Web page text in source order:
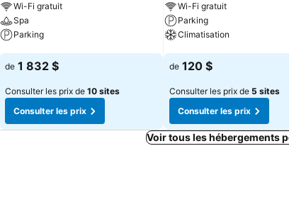
Wi-Fi gratuit
Spa
Parking
Consulter les prix
de 1 832 $
Consulter les prix de 10 sites
Consulter les prix
Wi-Fi gratuit
Parking
Climatisation
Consulter les prix
de 120 $
Consulter les prix de 5 sites
Consulter les prix
Voir tous les hébergements